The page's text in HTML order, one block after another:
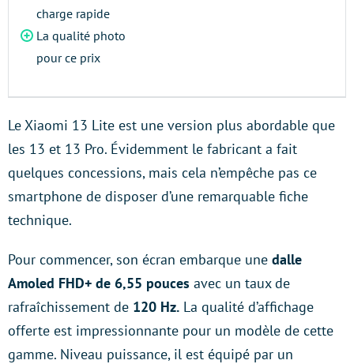
charge rapide
La qualité photo
pour ce prix
Le Xiaomi 13 Lite est une version plus abordable que
les 13 et 13 Pro. Évidemment le fabricant a fait
quelques concessions, mais cela n’empêche pas ce
smartphone de disposer d’une remarquable fiche
technique.
Pour commencer, son écran embarque une dalle
Amoled FHD+ de 6,55 pouces avec un taux de
rafraîchissement de 120 Hz. La qualité d’affichage
offerte est impressionnante pour un modèle de cette
gamme. Niveau puissance, il est équipé par un